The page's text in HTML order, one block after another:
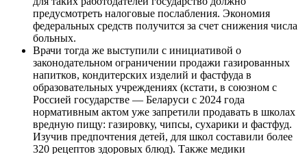
предусмотреть налоговые послабления. Экономия
федеральных средств получится за счет снижения числа
больных.
Врачи тогда же выступили с инициативой о
законодательном ограничении продажи газированных
напитков, кондитерских изделий и фастфуда в
образовательных учреждениях (кстати, в союзном с
Россией государстве — Беларуси с 2024 года
нормативным актом уже запретили продавать в школах
вредную пищу: газировку, чипсы, сухарики и фастфуд.
Изучив предпочтения детей, для школ составили более
320 рецептов здоровых блюд). Также медики